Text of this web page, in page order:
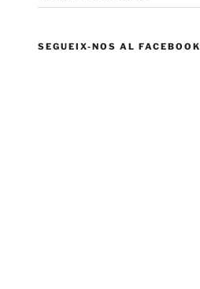
SEGUEIX-NOS AL FACEBOOK